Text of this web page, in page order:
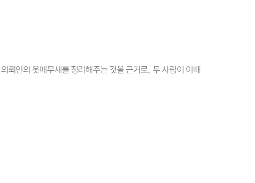
뢰인의 옷매무새를 정리해주는 것을 근거로,두 사람이 이때